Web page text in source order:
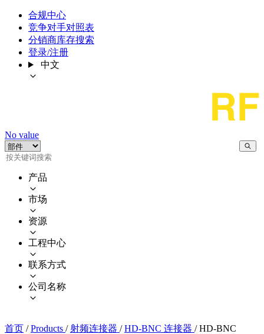
合规中心
竞争对手对照表
分销商库存搜索
登录/注册
中文
No value
产品
市场
资源
工程中心
联系方式
公司名称
首页 / Products / 射频连接器 / HD-BNC 连接器 / HD-BNC